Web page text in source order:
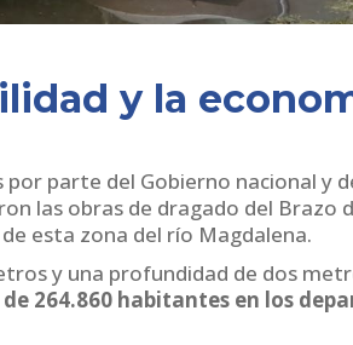
y la
parte del Gobierno nacional y
las obras de dragado del Brazo
esta zona del río Magdalena.
y una profundidad de dos
264.860 habitantes en los